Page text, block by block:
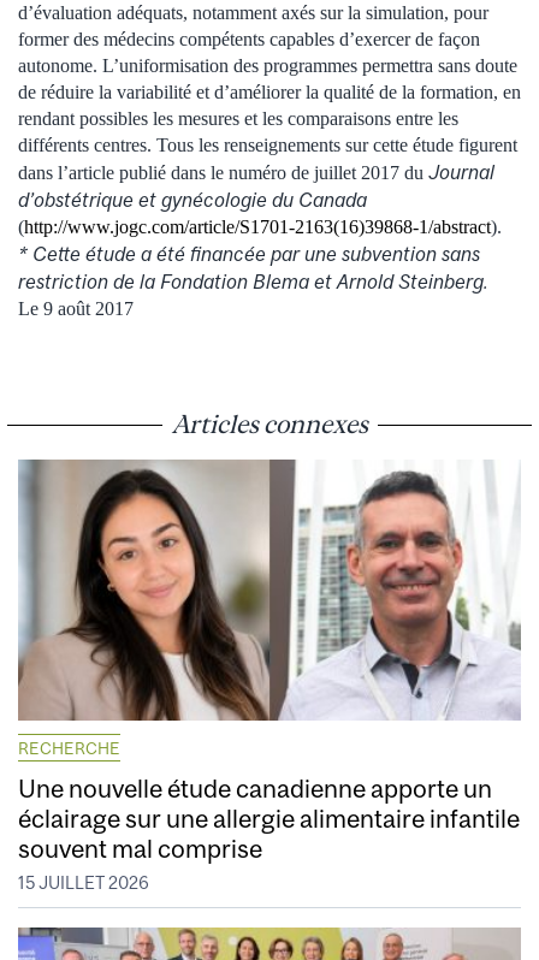
d’évaluation adéquats, notamment axés sur la simulation, pour
former des médecins compétents capables d’exercer de façon
autonome. L’uniformisation des programmes permettra sans doute
de réduire la variabilité et d’améliorer la qualité de la formation, en
rendant possibles les mesures et les comparaisons entre les
différents centres. Tous les renseignements sur cette étude figurent
dans l’article publié dans le numéro de juillet 2017 du Journal
d’obstétrique et gynécologie du Canada
(http://www.jogc.com/article/S1701-2163(16)39868-1/abstract).
* Cette étude a été financée par une subvention sans
restriction de la Fondation Blema et Arnold Steinberg.
Le 9 août 2017
Articles connexes
RECHERCHE
Une nouvelle étude canadienne apporte un
éclairage sur une allergie alimentaire infantile
souvent mal comprise
15 JUILLET 2026